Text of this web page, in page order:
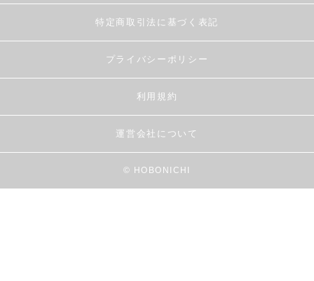
特定商取引法に基づく表記
プライバシーポリシー
利用規約
運営会社について
© HOBONICHI